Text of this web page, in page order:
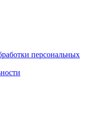
персональных